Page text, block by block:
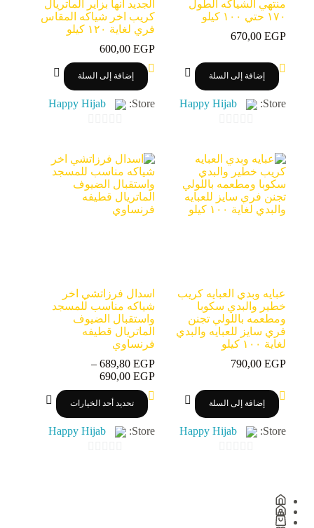
منتهي الشياكه الطول
١٧٠ حتي ١٠٠ كيلو
670,00 EGP
إضافة إلى السلة
Store:
Happy Hijab
o
u
t
o
الجديد انها بزاير الماتريال
كريب اخر شياكه المقاس
فري لغاية ١٢٠ كيلو
600,00 EGP
إضافة إلى السلة
Store:
Happy Hijab
o
u
t
عبايه وبدي العبايه كريب
خطير والبدي سكوبا
ومطعمه باللولي تجنن
فري سايز للعبايه والبدي
لغاية ١٠٠ كيلو
790,00 EGP
إضافة إلى السلة
Store:
Happy Hijab
اسدال فرزاتشي اخر
شياكه مناسب للمسجد
واستقبال الضيوف
الماتريال قطيفه
فرنساوي
689,80 EGP
–
690,00 EGP
نطاق
السعر:
من
خلال
⁦690,00 EGP⁩
تحديد أحد الخيارات
هناك
العديد
من
الأشكال
Store:
Happy Hijab